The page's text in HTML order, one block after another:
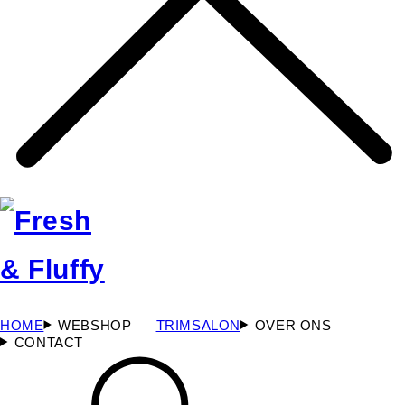
HOME WEBSHOP TRIMSALON
OVER ONS
CONTACT